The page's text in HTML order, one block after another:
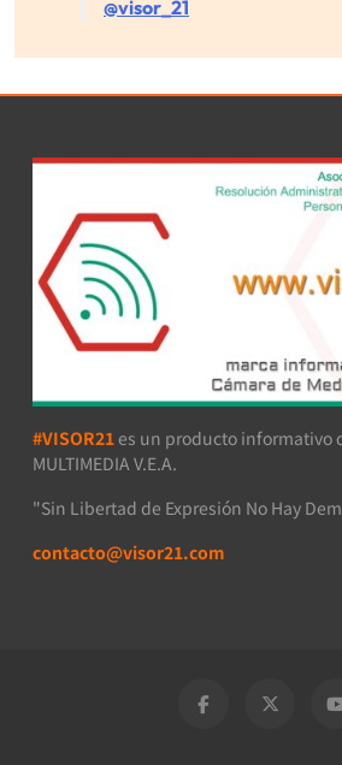
@visor_21
#VISOR21 es un producto informativo
MULTIMEDIA V.E.A.
"Sin Libertad de Expresión No Hay
contacto@visor21.com